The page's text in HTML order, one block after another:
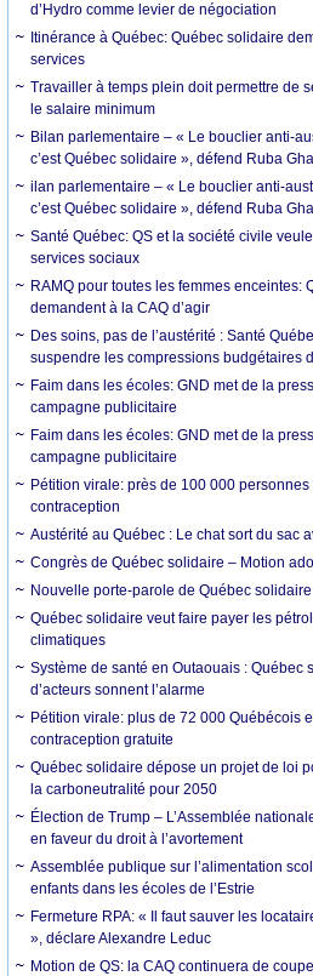
d’Hydro comme levier de négociation
Itinérance à Québec: Québec solidaire
services
Travailler à temps plein doit permettre de
le salaire minimum
Bilan parlementaire – « Le bouclier anti-
c’est Québec solidaire », défend Ruba
ilan parlementaire – « Le bouclier anti-
c’est Québec solidaire », défend Ruba
Santé Québec: QS et la société civile
services sociaux
RAMQ pour toutes les femmes enceintes:
demandent à la CAQ d’agir
Des soins, pas de l’austérité : Santé
suspendre les compressions budgétaires
Faim dans les écoles: GND met de la
campagne publicitaire
Faim dans les écoles: GND met de la
campagne publicitaire
Pétition virale: près de 100 000
contraception
Austérité au Québec : Le chat sort du sac
Congrès de Québec solidaire – Motion
Nouvelle porte-parole de Québec
Québec solidaire veut faire payer les
climatiques
Système de santé en Outaouais : Québec
d’acteurs sonnent l’alarme
Pétition virale: plus de 72 000 Québécois
contraception gratuite
Québec solidaire dépose un projet de loi
la carboneutralité pour 2050
Élection de Trump – L’Assemblée
en faveur du droit à l’avortement
Assemblée publique sur l’alimentation
enfants dans les écoles de l’Estrie
Fermeture RPA: « Il faut sauver les
», déclare Alexandre Leduc
Motion de QS: la CAQ continuera de